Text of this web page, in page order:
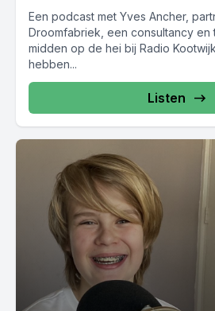
Een podcast met Yves Ancher,
Droomfabriek, een consultancy en
midden op de hei bij Radio
hebben...
Listen